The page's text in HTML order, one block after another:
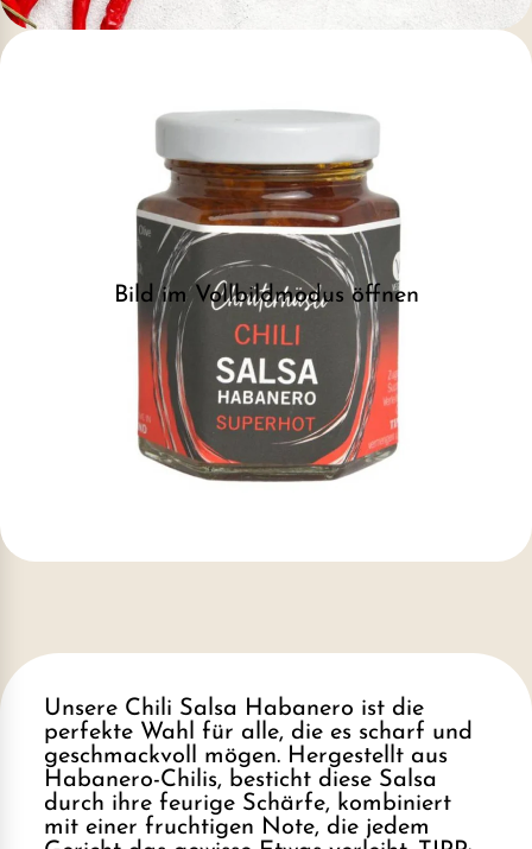
Bild im Vollbildmodus öffnen
Unsere Chili Salsa Habanero ist die
perfekte Wahl für alle, die es scharf und
geschmackvoll mögen. Hergestellt aus
Habanero-Chilis, besticht diese Salsa
durch ihre feurige Schärfe, kombiniert
mit einer fruchtigen Note, die jedem